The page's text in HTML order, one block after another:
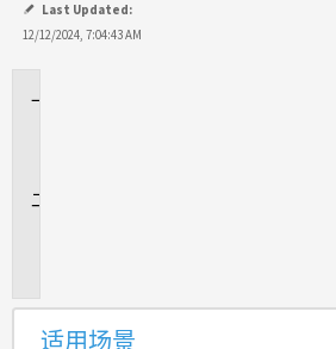
Last Updated:
12/12/2024, 7:04:43 AM
适用场景